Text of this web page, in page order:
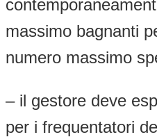
massimo bagnanti
numero massimo
– il gestore deve
per i frequentatori